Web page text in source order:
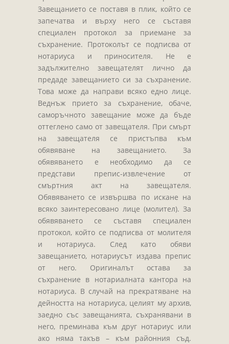
Завещанието се поставя в плик, който се
запечатва и върху него се съставя
специален протокол за приемане за
съхранение. Протоколът се подписва от
нотариуса и приносителя. Не е
задължително завещателят лично да
предаде завещанието си за съхранение.
Това може да направи всяко едно лице.
Веднъж прието за съхранение, обаче,
саморъчното завещание може да бъде
оттеглено само от завещателя. При смърт
на завещателя се пристъпва към
обявяване на завещанието. За
обявяването е необходимо да се
представи препис-извлечение от
смъртния акт на завещателя.
Обявяването се извършва по искане на
всяко заинтересовано лице (молител). За
обявяването се съставя специален
протокол, който се подписва от молителя
и нотариуса. След като обяви
завещанието, нотариусът издава препис
от него. Оригиналът остава за
съхранение в нотариалната кантора на
нотариуса. В случай на прекратяване на
дейността на нотариуса, целият му архив,
заедно със завещанията, съхранявани в
него, преминава към друг нотариус или
ако няма такъв – към районния съд.